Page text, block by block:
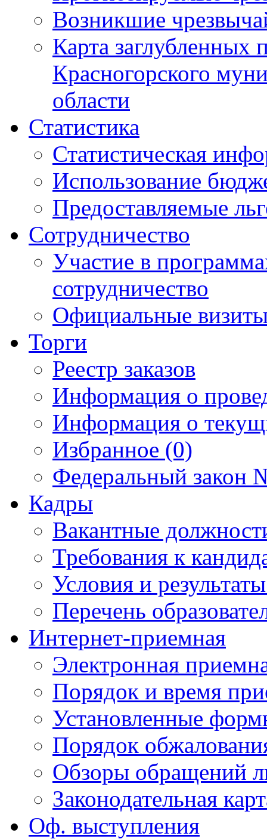
Возникшие
Карта
Красногорского
области
Статистика
Статистическая
Использование
Предоставляемые
Сотрудничество
Участие в
сотрудничество
Официальные
Торги
Реестр заказов
Информация о
Информация о
Избранное (0)
Федеральный закон
Кадры
Вакантные
Требования к
Условия и
Перечень
Интернет-приемная
Электронная
Порядок и время
Установленные
Порядок
Обзоры обращений
Законодательная
Оф. выступления